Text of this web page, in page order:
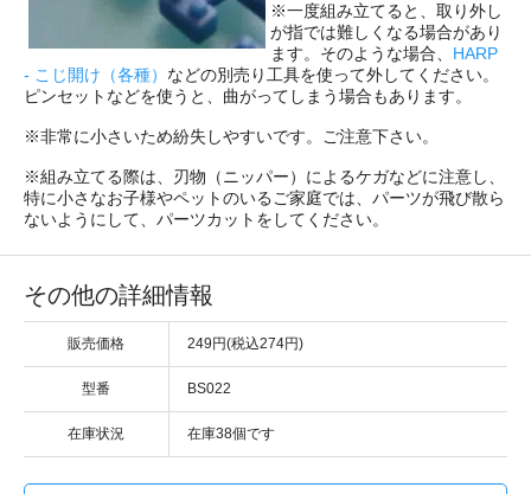
※一度組み立てると、取り外し
が指では難しくなる場合があり
ます。そのような場合、 HARP
- こじ開け（各種） などの別売り工具を使って外してください。
ピンセットなどを使うと、曲がってしまう場合もあります。
※非常に小さいため紛失しやすいです。ご注意下さい。
※組み立てる際は、刃物（ニッパー）によるケガなどに注意し、
特に小さなお子様やペットのいるご家庭では、パーツが飛び散ら
ないようにして、パーツカットをしてください。
その他の詳細情報
販売価格 249円(税込274円)
型番 BS022
在庫状況 在庫38個です